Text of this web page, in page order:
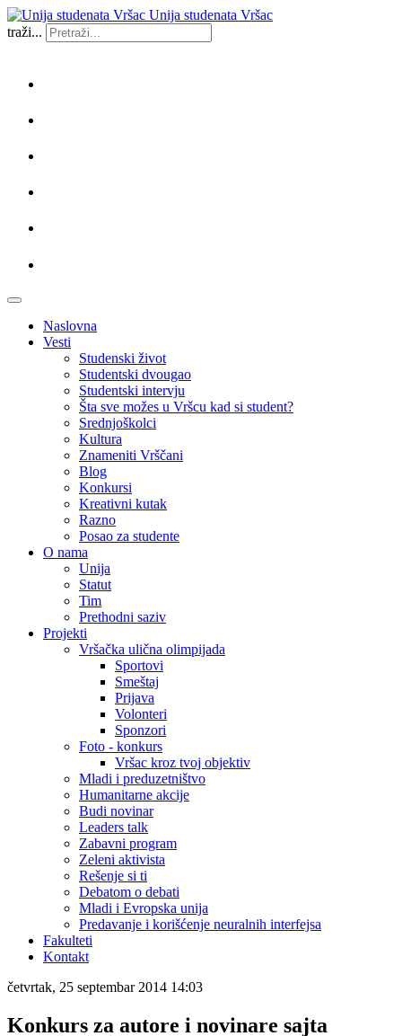
Unija studenata Vršac
traži...
Naslovna
Vesti
Studenski život
Studentski dvougao
Studentski intervju
Šta sve možes u Vršcu kad si student?
Srednjoškolci
Kultura
Znameniti Vrščani
Blog
Konkursi
Kreativni kutak
Razno
Posao za studente
O nama
Unija
Statut
Tim
Prethodni saziv
Projekti
Vršačka ulična olimpijada
Sportovi
Smeštaj
Prijava
Volonteri
Sponzori
Foto - konkurs
Vršac kroz tvoj objektiv
Mladi i preduzetništvo
Humanitarne akcije
Budi novinar
Leaders talk
Zabavni program
Zeleni aktivista
Rešenje si ti
Debatom o debati
Mladi i Evropska unija
Predavanje i korišćenje neuralnih interfejsa
Fakulteti
Kontakt
četvrtak, 25 septembar 2014 14:03
Konkurs za autore i novinare sajta